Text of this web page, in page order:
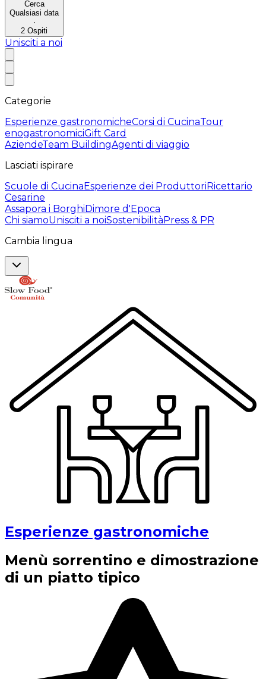
Cerca
Qualsiasi data
·
2 Ospiti
Unisciti a noi
Categorie
Esperienze gastronomicheCorsi di CucinaTour
enogastronomiciGift Card
AziendeTeam BuildingAgenti di viaggio
Lasciati ispirare
Scuole di CucinaEsperienze dei ProduttoriRicettario
Cesarine
Assapora i BorghiDimore d'Epoca
Chi siamoUnisciti a noiSostenibilitàPress & PR
Cambia lingua
Esperienze gastronomiche
Menù sorrentino e dimostrazione
di un piatto tipico